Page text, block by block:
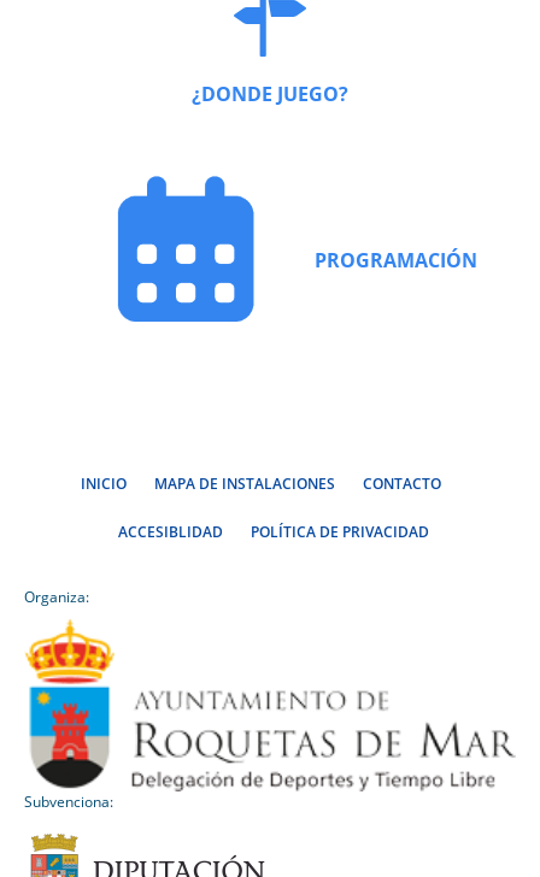
¿DONDE JUEGO?
PROGRAMACIÓN
INICIO MAPA DE INSTALACIONES CONTACTO
ACCESIBLIDAD POLÍTICA DE PRIVACIDAD
Organiza:
Subvenciona: